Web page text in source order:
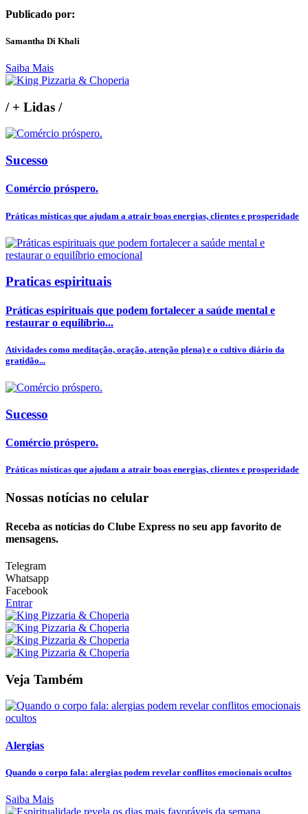
Publicado por:
Samantha Di Khali
Saiba Mais
/+ Lidas /
Sucesso
Comércio próspero.
Práticas místicas que ajudam a atrair boas energias, clientes e prosperidade
Praticas espirituais
Práticas espirituais que podem fortalecer a saúde mental e
restaurar o equilíbrio...
Atividades como meditação, oração, atenção plena) e o cultivo diário da
gratidão...
Sucesso
Comércio próspero.
Práticas místicas que ajudam a atrair boas energias, clientes e prosperidade
Nossas notícias no celular
Receba as notícias do Clube Express no seu app favorito de
mensagens.
Telegram
Whatsapp
Facebook
Entrar
Veja Também
Alergias
Quando o corpo fala: alergias podem revelar conflitos emocionais ocultos
Saiba Mais